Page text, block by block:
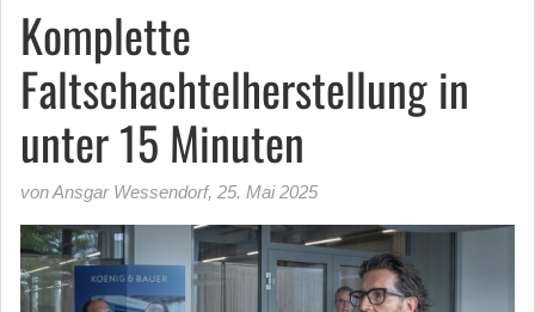
Komplette
Faltschachtelherstellung in
unter 15 Minuten
von Ansgar Wessendorf, 25. Mai 2025